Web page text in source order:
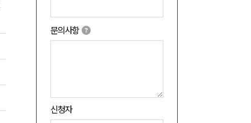
문의사항
신청자